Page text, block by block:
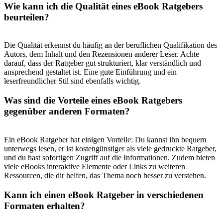
Wie kann ich die⁣ Qualität eines eBook Ratgebers
beurteilen?
Die Qualität erkennst​ du häufig an ⁢der beruflichen Qualifikation des
Autors, dem⁢ Inhalt und den Rezensionen anderer Leser. Achte
darauf,⁣ dass der Ratgeber gut strukturiert, klar verständlich und
ansprechend gestaltet ist. Eine gute Einführung⁢ und ein
leserfreundlicher‌ Stil sind ebenfalls ​wichtig.
Was sind die Vorteile eines eBook Ratgebers
gegenüber anderen Formaten?
Ein‌ eBook Ratgeber hat einigen⁢ Vorteile: Du ‌kannst ihn bequem
unterwegs lesen, er‌ ist⁣ kostengünstiger als viele gedruckte ⁣Ratgeber,
⁢und du ‍hast ⁤sofortigen Zugriff​ auf ‌die Informationen. Zudem bieten‌
viele eBooks interaktive Elemente oder⁣ Links zu weiteren
Ressourcen, ​die dir‌ helfen,⁤ das Thema noch besser zu verstehen.
Kann ich einen eBook Ratgeber⁢ in verschiedenen
Formaten ​erhalten?